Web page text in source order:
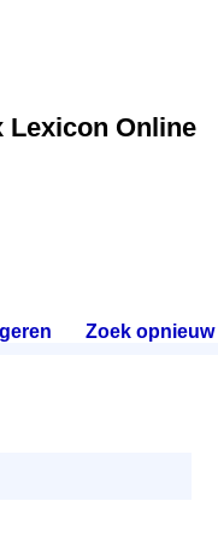
Lexicon Online
Zoek opnieuw.